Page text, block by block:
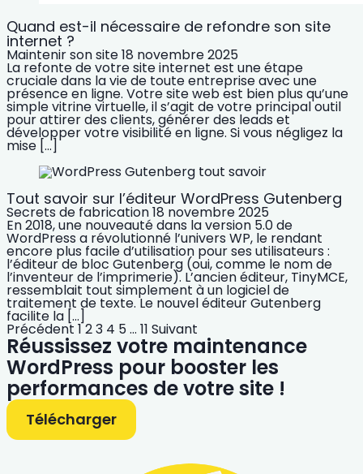
Quand est-il nécessaire de refondre son site
internet ?
Maintenir son site18 novembre 2025
La refonte de votre site internet est une étape
cruciale dans la vie de toute entreprise avec une
présence en ligne. Votre site web est bien plus qu’une
simple vitrine virtuelle, il s’agit de votre principal outil
pour attirer des clients, générer des leads et
développer votre visibilité en ligne. Si vous négligez la
mise […]
Tout savoir sur l’éditeur WordPress Gutenberg
Secrets de fabrication18 novembre 2025
En 2018, une nouveauté dans la version 5.0 de
WordPress a révolutionné l’univers WP, le rendant
encore plus facile d’utilisation pour ses utilisateurs :
l’éditeur de bloc Gutenberg (oui, comme le nom de
l’inventeur de l’imprimerie). L’ancien éditeur, TinyMCE,
ressemblait tout simplement à un logiciel de
traitement de texte. Le nouvel éditeur Gutenberg
facilite la […]
Précédent 123 4 5… 11 Suivant
Réussissez votre maintenance
WordPress pour booster les
performances de votre site !
Télécharger